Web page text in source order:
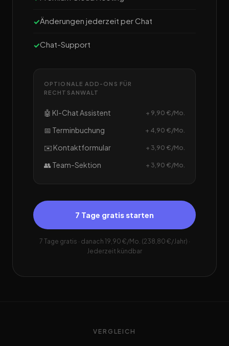
Änderungen jederzeit per Chat
Chat-Support
OPTIONALE ADD-ONS FÜR
RECHTSANWALT
🤖 KI-Chat Assistent + 9,90 €/Mo.
📅 Terminbuchung + 4,90 €/Mo.
✉️ Kontaktformular + 3,90 €/Mo.
👥 Team-Sektion + 3,90 €/Mo.
7 Tage gratis starten
7 Tage gratis · danach 19,90 €/Mo. (238,80 €/Jahr) ·
Jederzeit kündbar
VERGLEICH